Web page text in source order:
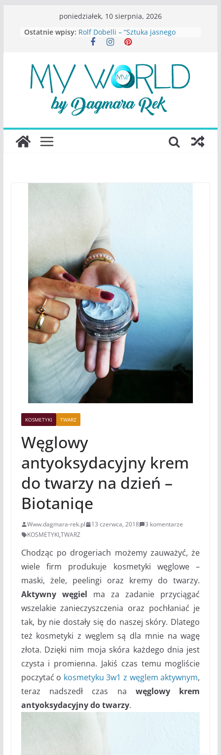
poniedziałek, 10 sierpnia, 2026
Ostatnie wpisy: Rolf Dobelli – “Sztuka jasnego
myślenia”
Konstancina. Sekrety seksbiznesu”
Katarzyna Lewandowicz – Zanim
straciliśmy siebie
Judith Joseph – “Wysoko
funkcjonująca depresja”
S.Wynn-Williams – “Bezwzględni. O
największego portalu
KOSMETYKI TWARZ
Węglowy
antyoksydacyjny krem
do twarzy na dzień –
Biotaniqe
Www.dagmara-rek.pl 13 czerwca, 2018
3 komentarze
KOSMETYKI,TWARZ
Chodząc po drogeriach możemy zauważyć, że
wiele firm produkuje kosmetyki węglowe –
maski, żele, peelingi oraz kremy do twarzy.
Aktywny węgiel ma za zadanie przyciągać
wszelakie zanieczyszczenia oraz pochłaniać je
tak, by nie dostały się do naszej skóry. Dlatego
też kosmetyki z węglem są dla mnie na wagę
złota. Dzięki nim moja skóra każdego dnia jest
czysta i promienna. Jakiś czas temu mogliście
poczytać o kosmetyku 3w1 z węglem aktywnym,
teraz nadszedł czas na węglowy krem
antyoksydacyjny do twarzy.